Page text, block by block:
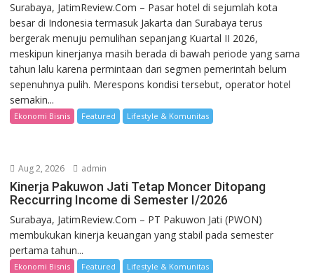
Surabaya, JatimReview.Com – Pasar hotel di sejumlah kota
besar di Indonesia termasuk Jakarta dan Surabaya terus
bergerak menuju pemulihan sepanjang Kuartal II 2026,
meskipun kinerjanya masih berada di bawah periode yang sama
tahun lalu karena permintaan dari segmen pemerintah belum
sepenuhnya pulih. Merespons kondisi tersebut, operator hotel
semakin...
Ekonomi Bisnis Featured Lifestyle & Komunitas
Aug 2, 2026 admin
Kinerja Pakuwon Jati Tetap Moncer Ditopang
Reccurring Income di Semester I/2026
Surabaya, JatimReview.Com – PT Pakuwon Jati (PWON)
membukukan kinerja keuangan yang stabil pada semester
pertama tahun...
Ekonomi Bisnis Featured Lifestyle & Komunitas